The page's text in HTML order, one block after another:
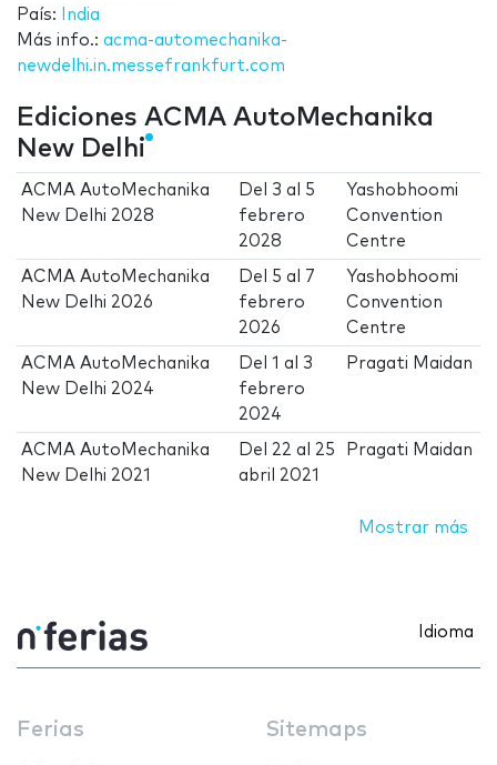
País:
India
Más info.: acma-automechanika-
newdelhi.in.messefrankfurt.com
Ediciones ACMA AutoMechanika
New Delhi
ACMA AutoMechanika
New Delhi 2028
Del 3 al 5
febrero
2028
Yashobhoomi
Convention
Centre
ACMA AutoMechanika
New Delhi 2026
Del 5 al
7
febrero
2026
Yashobhoomi
Convention
Centre
ACMA AutoMechanika
New Delhi 2024
Del1 al 3
febrero
2024
Pragati Maidan
ACMA AutoMechanika
New Delhi 2021
Del 22 al 25
abril 2021
Pragati Maidan
Mostrar más
Idioma
Ferias Sitemaps